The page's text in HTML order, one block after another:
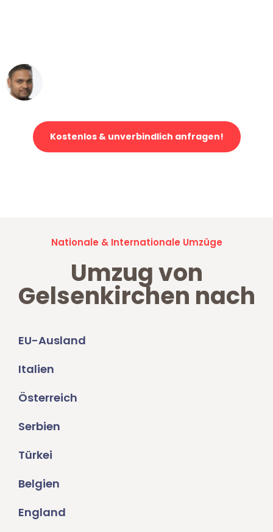
Kostenlos & unverbindlich anfragen!
Nationale & Internationale Umzüge
Umzug von
Gelsenkirchen nach
EU-Ausland
Italien
Österreich
Serbien
Türkei
Belgien
England